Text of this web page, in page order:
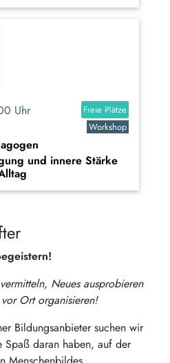
Uhr
Freie Plätze
Workshop
und innere Stärke
Neues ausprobieren
Ort organisieren!
Bildungsanbieter suchen wir
Spaß daran haben, auf der